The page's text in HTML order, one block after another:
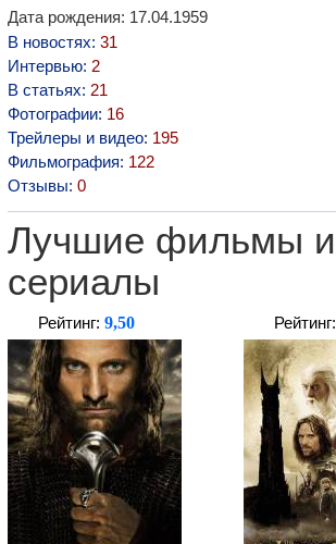
Дата рождения: 17.04.1959
В новостях: 31
Интервью: 2
В статьях: 21
Фотографии: 16
Трейлеры и видео: 195
Фильмография: 122
Отзывы: 0
Лучшие фильмы и
сериалы
Рейтинг: 9,50 Рейтинг: